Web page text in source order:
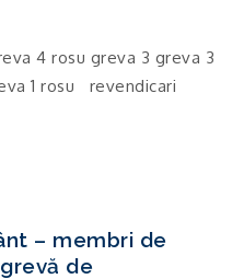
4 rosu greva 3 greva 3
1 rosu revendicari
– membri de
de